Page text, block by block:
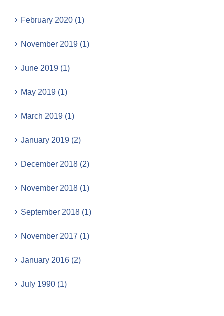
February 2020 (1)
November 2019 (1)
June 2019 (1)
May 2019 (1)
March 2019 (1)
January 2019 (2)
December 2018 (2)
November 2018 (1)
September 2018 (1)
November 2017 (1)
January 2016 (2)
July 1990 (1)